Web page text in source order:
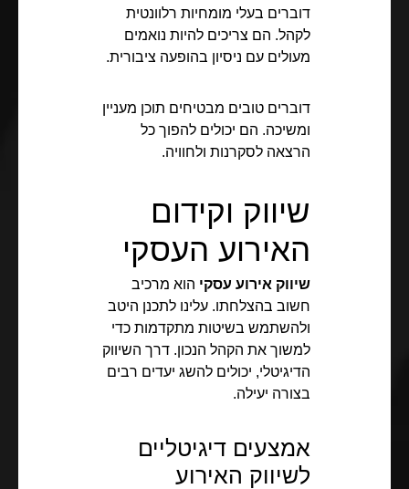
דוברים בעלי מומחיות רלוונטית
לקהל. הם צריכים להיות נואמים
מעולים עם ניסיון בהופעה ציבורית.
דוברים טובים מבטיחים תוכן מעניין
ומשיכה. הם יכולים להפוך כל
הרצאה לסקרנות ולחוויה.
שיווק וקידום
האירוע העסקי
שיווק אירוע עסקי הוא מרכיב
חשוב בהצלחתו. עלינו לתכנן היטב
ולהשתמש בשיטות מתקדמות כדי
למשוך את הקהל הנכון. דרך השיווק
הדיגיטלי, יכולים להשג יעדים רבים
בצורה יעילה.
אמצעים דיגיטליים
לשיווק האירוע